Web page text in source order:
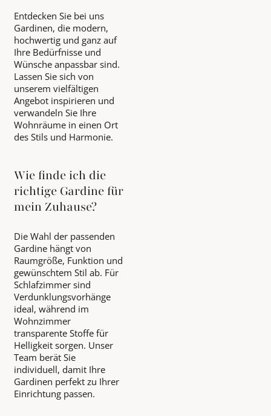
Entdecken Sie bei uns
Gardinen, die modern,
hochwertig und ganz auf
Ihre Bedürfnisse und
Wünsche anpassbar sind.
Lassen Sie sich von
unserem vielfältigen
Angebot inspirieren und
verwandeln Sie Ihre
Wohnräume in einen Ort
des Stils und Harmonie.
Wie finde ich die
richtige Gardine für
mein Zuhause?
Die Wahl der passenden
Gardine hängt von
Raumgröße, Funktion und
gewünschtem Stil ab. Für
Schlafzimmer sind
Verdunklungsvorhänge
ideal, während im
Wohnzimmer
transparente Stoffe für
Helligkeit sorgen. Unser
Team berät Sie
individuell, damit Ihre
Gardinen perfekt zu Ihrer
Einrichtung passen.